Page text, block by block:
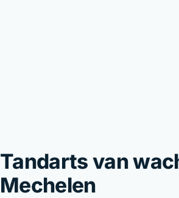
Tandarts van
Mechelen